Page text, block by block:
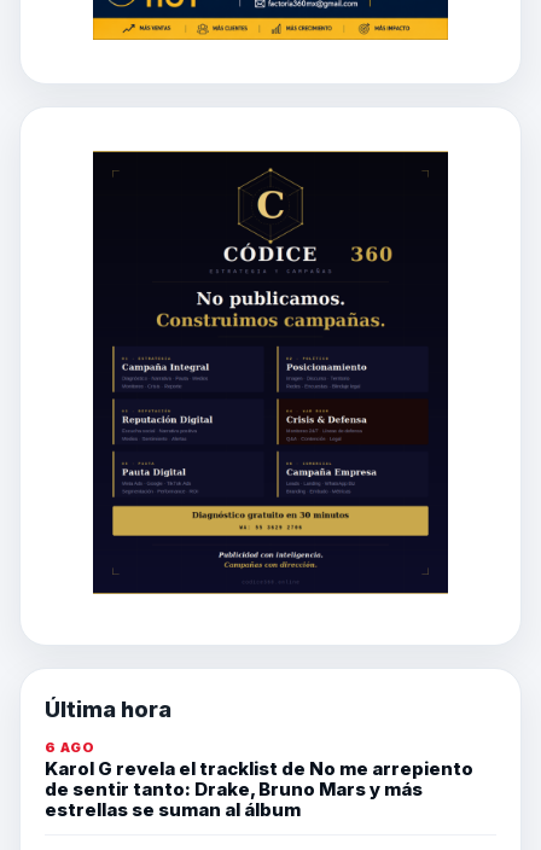
Última hora
6 AGO
Karol G revela el tracklist de No me arrepiento
de sentir tanto: Drake, Bruno Mars y más
estrellas se suman al álbum